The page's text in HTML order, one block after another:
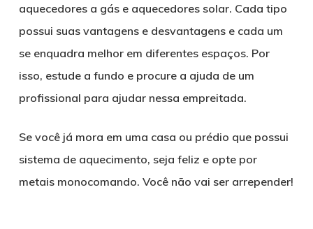
aquecedores a gás e aquecedores solar. Cada tipo
possui suas vantagens e desvantagens e cada um
se enquadra melhor em diferentes espaços. Por
isso, estude a fundo e procure a ajuda de um
profissional para ajudar nessa empreitada.
Se você já mora em uma casa ou prédio que possui
sistema de aquecimento, seja feliz e opte por
metais monocomando. Você não vai ser arrepender!